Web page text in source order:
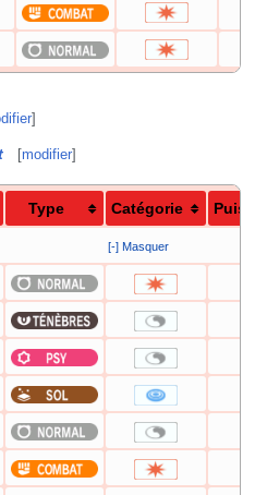
]
[modifier]
Type Catégorie
[-] Masquer